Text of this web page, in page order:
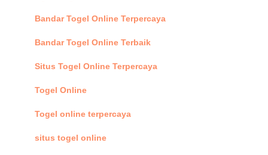
Bandar Togel Online Terpercaya
Bandar Togel Online Terbaik
Situs Togel Online Terpercaya
Togel Online
Togel online terpercaya
situs togel online